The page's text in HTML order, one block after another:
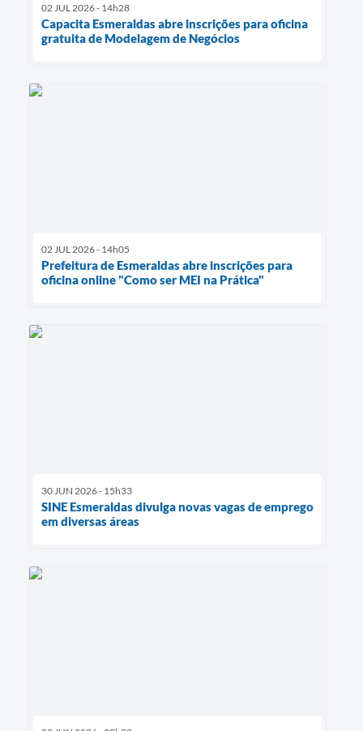
02 JUL 2026 - 14h28
Capacita Esmeraldas abre inscrições para oficina
gratuita de Modelagem de Negócios
02 JUL 2026 - 14h05
Prefeitura de Esmeraldas abre inscrições para
oficina online "Como ser MEI na Prática"
30 JUN 2026 - 15h33
SINE Esmeraldas divulga novas vagas de emprego
em diversas áreas